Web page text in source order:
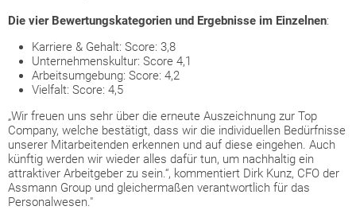
Die vier Bewertungskategorien und Ergebnisse im Einzelnen:
Karriere & Gehalt: Score: 3,8
Unternehmenskultur: Score 4,1
Arbeitsumgebung: Score: 4,2
Vielfalt: Score: 4,5
„Wir freuen uns sehr über die erneute Auszeichnung zur Top
Company, welche bestätigt, dass wir die individuellen Bedürfnisse
unserer Mitarbeitenden erkennen und auf diese eingehen. Auch
künftig werden wir wieder alles dafür tun, um nachhaltig ein
attraktiver Arbeitgeber zu sein.“, kommentiert Dirk Kunz, CFO der
Assmann Group und gleichermaßen verantwortlich für das
Personalwesen."